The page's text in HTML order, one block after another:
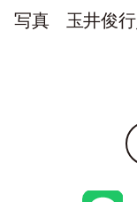
写真 玉井俊